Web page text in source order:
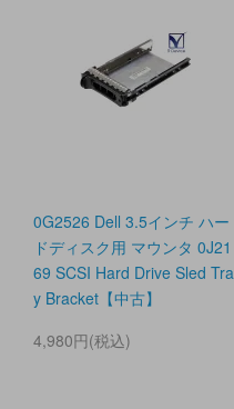
0G2526 Dell 3.5インチ ハー
ドディスク用 マウンタ 0J21
69 SCSI Hard Drive Sled Tra
y Bracket【中古】
4,980円(税込)